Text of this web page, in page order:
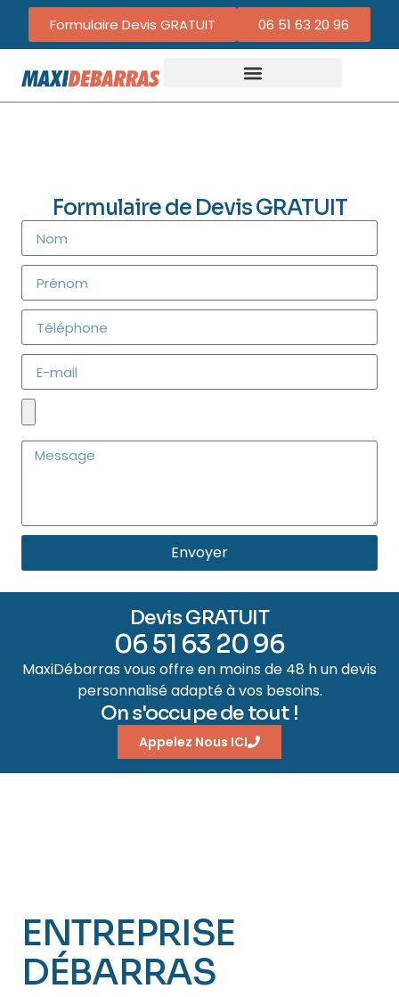
Formulaire Devis GRATUIT 06 51 63 20 96
Formulaire de Devis GRATUIT
Envoyer
Devis GRATUIT
06 51 63 20 96
MaxiDébarras vous offre en moins de 48 h un devis
personnalisé adapté à vos besoins.
On s'occupe de tout !
Appelez Nous ICI
ENTREPRISE
DÉBARRAS